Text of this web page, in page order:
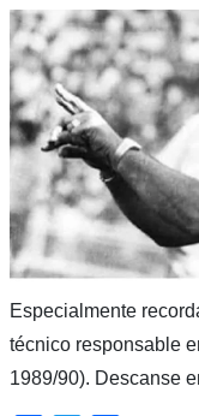
Especialmente
técnico responsable
1989/90). Descanse